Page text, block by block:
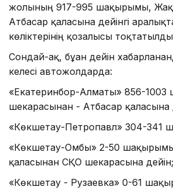
жолының 917-995 шақырымы,
Атбасар қаласына дейінгі
көліктерінің қозғалысы
Сондай-ақ, бұған дейін
келесі автожолдарда:
«Екатеринбор-Алматы» 856-
шекарасынан - Атбасар қаласына
«Көкшетау-Петропавл» 304-341
«Көкшетау-Омбы» 2-50
қаласынан СҚО шекарасына дейін;
«Көкшетау - Рузаевка» 0-61